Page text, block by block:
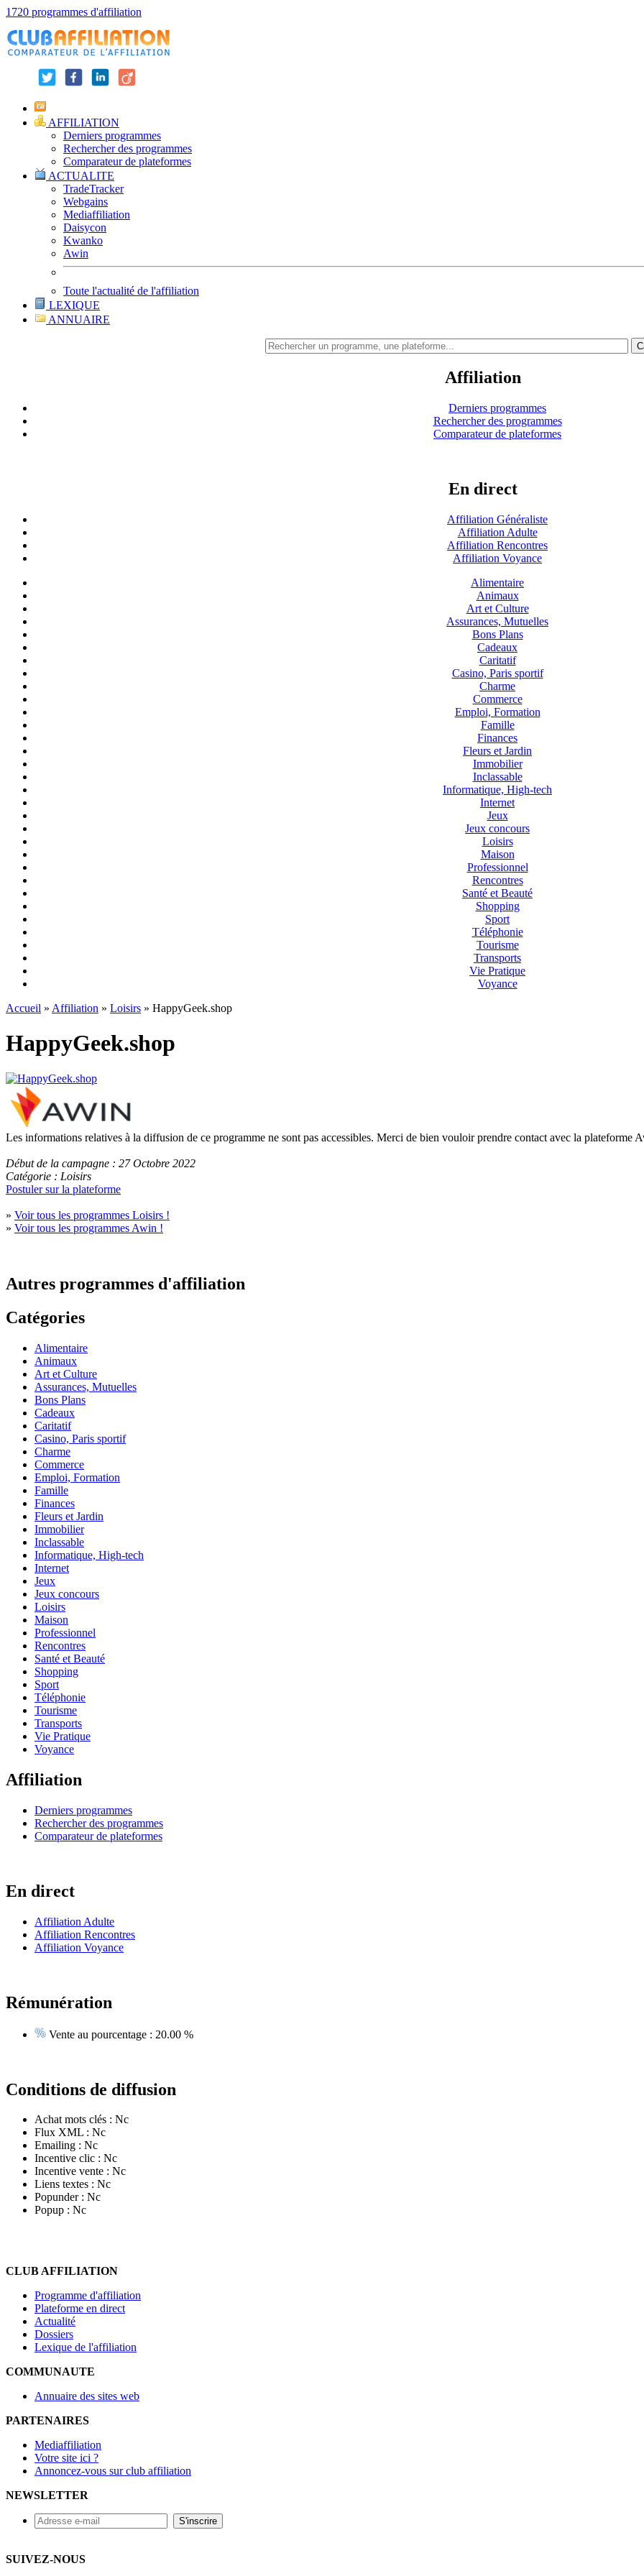
1720 programmes d'affiliation
AFFILIATION
Derniers programmes
Rechercher des programmes
Comparateur de plateformes
ACTUALITE
TradeTracker
Webgains
Mediaffiliation
Daisycon
Kwanko
Awin
Toute l'actualité de l'affiliation
LEXIQUE
ANNUAIRE
Affiliation
Derniers programmes
Rechercher des programmes
Comparateur de plateformes
En direct
Affiliation Généraliste
Affiliation Adulte
Affiliation Rencontres
Affiliation Voyance
Alimentaire
Animaux
Art et Culture
Assurances, Mutuelles
Bons Plans
Cadeaux
Caritatif
Casino, Paris sportif
Charme
Commerce
Emploi, Formation
Famille
Finances
Fleurs et Jardin
Immobilier
Inclassable
Informatique, High-tech
Internet
Jeux
Jeux concours
Loisirs
Maison
Professionnel
Rencontres
Santé et Beauté
Shopping
Sport
Téléphonie
Tourisme
Transports
Vie Pratique
Voyance
Accueil » Affiliation » Loisirs » HappyGeek.shop
HappyGeek.shop
Les informations relatives à la diffusion de ce programme ne sont pas accessibles. Merci de bien vouloir prendre contact avec la plateforme
Début de la campagne : 27 Octobre 2022
Catégorie : Loisirs
Postuler sur la plateforme
» Voir tous les programmes Loisirs !
» Voir tous les programmes Awin !
Autres programmes d'affiliation
Catégories
Alimentaire
Animaux
Art et Culture
Assurances, Mutuelles
Bons Plans
Cadeaux
Caritatif
Casino, Paris sportif
Charme
Commerce
Emploi, Formation
Famille
Finances
Fleurs et Jardin
Immobilier
Inclassable
Informatique, High-tech
Internet
Jeux
Jeux concours
Loisirs
Maison
Professionnel
Rencontres
Santé et Beauté
Shopping
Sport
Téléphonie
Tourisme
Transports
Vie Pratique
Voyance
Affiliation
Derniers programmes
Rechercher des programmes
Comparateur de plateformes
En direct
Affiliation Adulte
Affiliation Rencontres
Affiliation Voyance
Rémunération
Vente au pourcentage : 20.00 %
Conditions de diffusion
Achat mots clés : Nc
Flux XML : Nc
Emailing : Nc
Incentive clic : Nc
Incentive vente : Nc
Liens textes : Nc
Popunder : Nc
Popup : Nc
CLUB AFFILIATION
Programme d'affiliation
Plateforme en direct
Actualité
Dossiers
Lexique de l'affiliation
COMMUNAUTE
Annuaire des sites web
PARTENAIRES
Mediaffiliation
Votre site ici ?
Annoncez-vous sur club affiliation
NEWSLETTER
SUIVEZ-NOUS